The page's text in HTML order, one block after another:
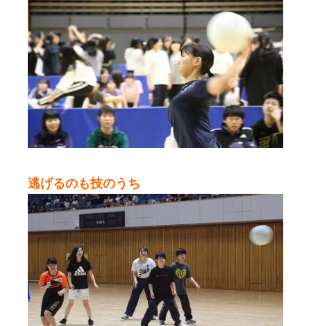
逃げるのも技のうち